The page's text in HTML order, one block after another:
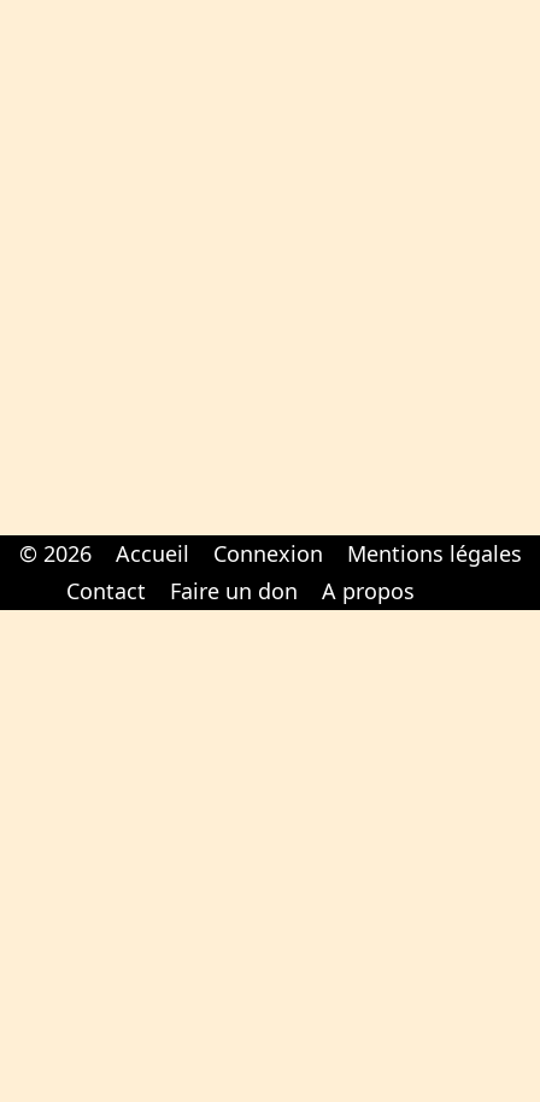
© 2026 Accueil Connexion
Mentions légales
Contact
Faire un don A propos